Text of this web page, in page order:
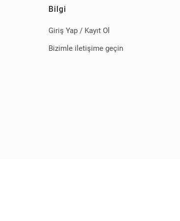
Bilgi
Giriş Yap / Kayıt Ol
Bizimle iletişime geçin